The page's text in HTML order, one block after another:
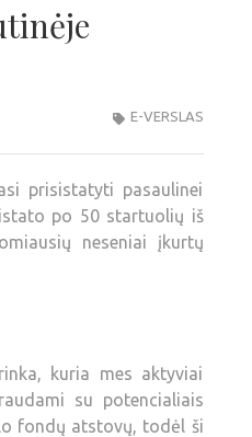
E-VERSLAS
prisistatyti pasaulinei
po 50 startuolių iš
neseniai įkurtų
kuria mes aktyviai
su potencialiais
fondų atstovų, todėl ši